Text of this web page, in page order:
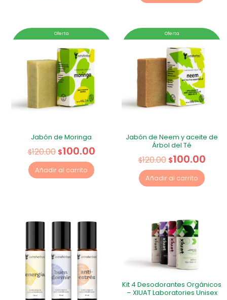
Oferta
Jabón de Moringa
$120.00 $100.00
Añadir al carrito
Oferta
Jabón de Neem y aceite de
Árbol del Té
$120.00 $100.00
Añadir al carrito
Kit 4 Desodorantes Orgánicos
– XIUAT Laboratories Unisex